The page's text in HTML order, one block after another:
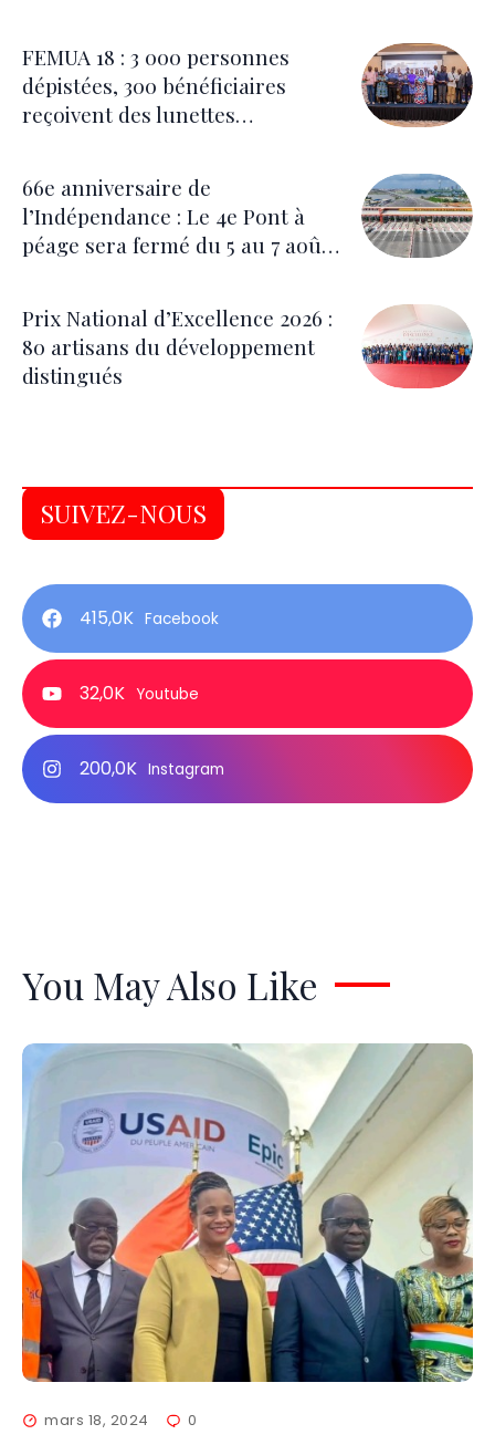
FEMUA 18 : 3 000 personnes
dépistées, 300 bénéficiaires
reçoivent des lunettes
66e anniversaire de
l’Indépendance : Le 4e Pont à
péage sera fermé du 5 au 7 août
Prix National d’Excellence 2026 :
80 artisans du développement
distingués
SUIVEZ-NOUS
415,0K Facebook
32,0K Youtube
200,0K Instagram
You May Also Like
mars 18, 2024 0